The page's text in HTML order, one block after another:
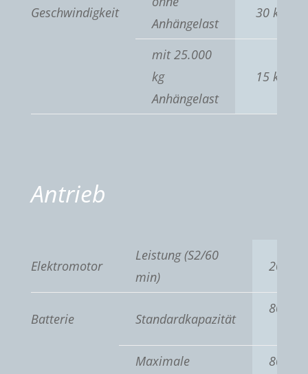
Geschwindigkeit
Anhängelast
30 km/h
mit 25.000
kg
Anhängelast
15 km/h
Antrieb
Elektromotor
Leistung (S2/60
min)
20 kW
Batterie Standardkapazität
80 V /
Maximale
80 V /